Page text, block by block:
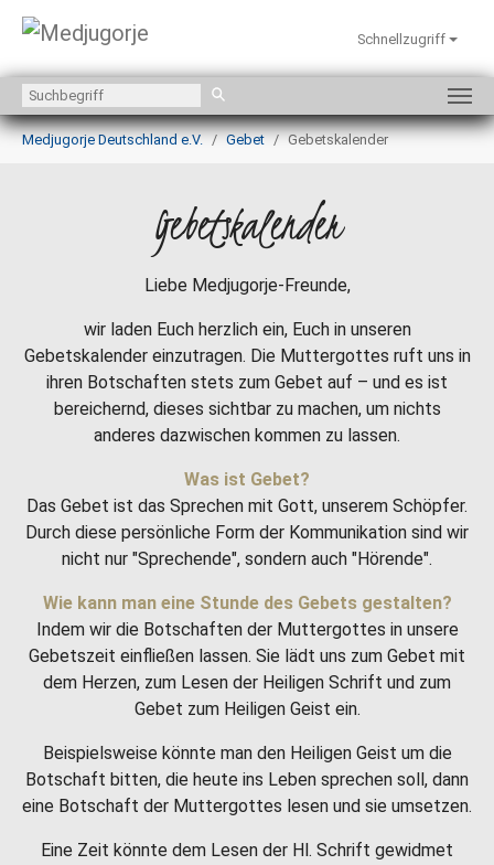
Zum Hauptinhalt springen
Schnellzugriff
Sie sind hier:
Medjugorje Deutschland e.V.
Gebet Gebetskalender
Gebetskalender
Liebe Medjugorje-Freunde,
wir laden Euch herzlich ein, Euch in unseren
Gebetskalender einzutragen. Die Muttergottes ruft uns in
ihren Botschaften stets zum Gebet auf – und es ist
bereichernd, dieses sichtbar zu machen, um nichts
anderes dazwischen kommen zu lassen.
Was ist Gebet?
Das Gebet ist das Sprechen mit Gott, unserem Schöpfer.
Durch diese persönliche Form der Kommunikation sind wir
nicht nur "Sprechende", sondern auch "Hörende".
Wie kann man eine Stunde des Gebets gestalten?
Indem wir die Botschaften der Muttergottes in unsere
Gebetszeit einfließen lassen. Sie lädt uns zum Gebet mit
dem Herzen, zum Lesen der Heiligen Schrift und zum
Gebet zum Heiligen Geist ein.
Beispielsweise könnte man den Heiligen Geist um die
Botschaft bitten, die heute ins Leben sprechen soll, dann
eine Botschaft der Muttergottes lesen und sie umsetzen.
Eine Zeit könnte dem Lesen der Hl. Schrift gewidmet